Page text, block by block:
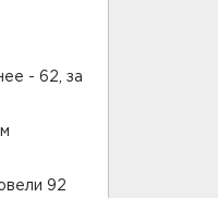
- 62, за
92